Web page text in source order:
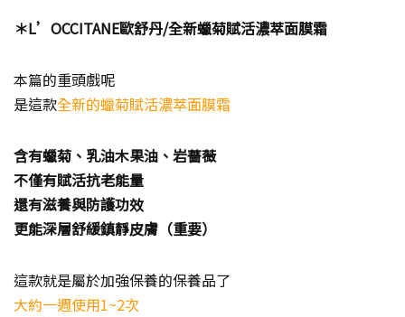
＊L’OCCITANE歐舒丹/全新蠟菊賦活濃萃面膜霜
本篇的重頭戲呢
是這款全新的蠟菊賦活濃萃面膜霜
含有蠟菊、乳油木果油、岩薔薇
不僅有賦活抗老能量
還有滋養與防護功效
更能深層舒緩鎮靜皮膚（重要）
這款就是屬於加強保養的保養品了
大約一週使用1~2次